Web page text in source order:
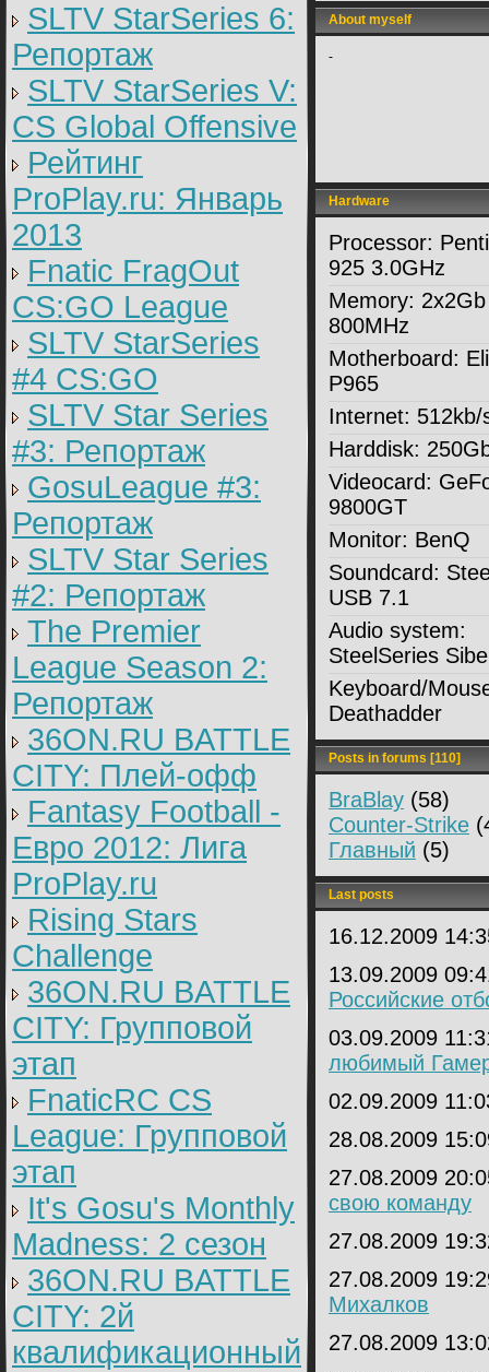
SLTV StarSeries 6:
Репортаж
SLTV StarSeries V:
CS Global Offensive
Рейтинг
ProPlay.ru: Январь
2013
Fnatic FragOut
CS:GO League
SLTV StarSeries
#4 CS:GO
SLTV Star Series
#3: Репортаж
GosuLeague #3:
Репортаж
SLTV Star Series
#2: Репортаж
The Premier
League Season 2:
Репортаж
36ON.RU BATTLE
CITY: Плей-офф
Fantasy Football -
Евро 2012: Лига
ProPlay.ru
Rising Stars
Challenge
36ON.RU BATTLE
CITY: Групповой
этап
FnaticRC CS
League: Групповой
этап
It's Gosu's Monthly
Madness: 2 сезон
36ON.RU BATTLE
CITY: 2й
квалификационный
About myself
-
Hardware
Processor:
925 3.0GHz
Memory:
800MHz
Motherboard:
P965
Internet: 512kb/
Harddisk:
Videocard:
9800GT
Monitor: BenQ
Soundcard:
USB 7.1
Audio system:
SteelSeries
Keyboard/
Deathadder
Posts in forums [110]
BraBlay (58)
Counter-Strike
Главный (5)
Last posts
16.12.2009
13.09.2009
Российские
03.09.2009
любимый
02.09.2009
28.08.2009
27.08.2009
свою команду
27.08.2009
27.08.2009
Михалков
27.08.2009